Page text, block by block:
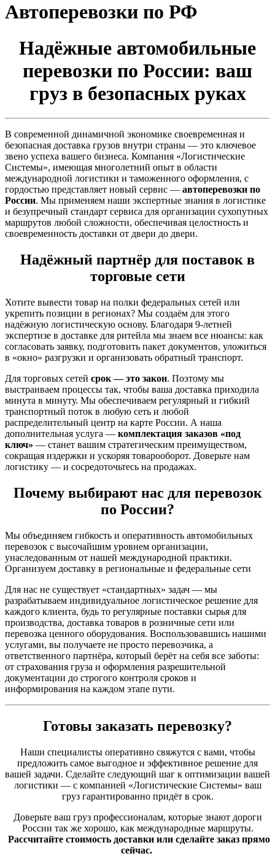
Автоперевозки по РФ
Надёжные автомобильные
перевозки по России: ваш
груз в безопасных руках
В современной динамичной экономике своевременная и
безопасная доставка грузов внутри страны — это ключевое
звено успеха вашего бизнеса. Компания «Логистические
Системы», имеющая многолетний опыт в области
международной логистики и таможенного оформления, с
гордостью представляет новый сервис — автоперевозки по
России. Мы применяем наши экспертные знания в логистике
и безупречный стандарт сервиса для организации сухопутных
маршрутов любой сложности, обеспечивая целостность и
своевременность доставки от двери до двери.
Надёжный партнёр для поставок в
торговые сети
Хотите вывести товар на полки федеральных сетей или
укрепить позиции в регионах? Мы создаём для этого
надёжную логистическую основу. Благодаря 9-летней
экспертизе в доставке для ритейла мы знаем все нюансы: как
согласовать заявку, подготовить пакет документов, уложиться
в «окно» разгрузки и организовать обратный транспорт.
Для торговых сетей срок — это закон. Поэтому мы
выстраиваем процессы так, чтобы ваша доставка приходила
минута в минуту. Мы обеспечиваем регулярный и гибкий
транспортный поток в любую сеть и любой
распределительный центр на карте России. А наша
дополнительная услуга — комплектация заказов «под
ключ» — станет вашим стратегическим преимуществом,
сокращая издержки и ускоряя товарооборот. Доверьте нам
логистику — и сосредоточьтесь на продажах.
Почему выбирают нас для перевозок
по России?
Мы объединяем гибкость и оперативность автомобильных
перевозок с высочайшим уровнем организации,
унаследованным от нашей международной практики.
Организуем доставку в региональные и федеральные сети
Для нас не существует «стандартных» задач — мы
разрабатываем индивидуальное логистическое решение для
каждого клиента, будь то регулярные поставки сырья для
производства, доставка товаров в розничные сети или
перевозка ценного оборудования. Воспользовавшись нашими
услугами, вы получаете не просто перевозчика, а
ответственного партнёра, который берёт на себя все заботы:
от страхования груза и оформления разрешительной
документации до строгого контроля сроков и
информирования на каждом этапе пути.
Готовы заказать перевозку?
Наши специалисты оперативно свяжутся с вами, чтобы
предложить самое выгодное и эффективное решение для
вашей задачи. Сделайте следующий шаг к оптимизации вашей
логистики — с компанией «Логистические Системы» ваш
груз гарантированно придёт в срок.
Доверьте ваш груз профессионалам, которые знают дороги
России так же хорошо, как международные маршруты.
Рассчитайте стоимость доставки или сделайте заказ прямо
сейчас.